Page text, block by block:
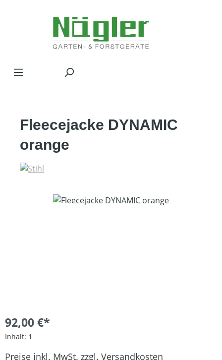
Fleecejacke DYNAMIC
orange
Bildergalerie überspringen
92,00 €*
Inhalt: 1
Preise inkl. MwSt. zzgl. Versandkosten